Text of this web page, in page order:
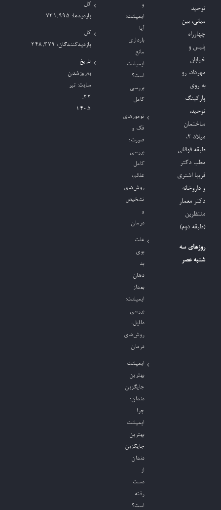
توحید
میانی، بین
چهارراه
پلیس و
خیابان
مهرداد، رو
به روی
پارکینگ
توحید،
ساختمان
میلاد ٢،
طبقه فوقانی
مطب دکتر
فریبا اشتری
و داروخانه
دکتر معمار
منتظرین
(طبقه دوم)
روزهای سه
شنبه عصر
و
ایمپلنت؛
آیا
بارداری
مانع
ایمپلنت
است؟
بررسی
کامل
تومورهای
فک و
صورت؛
بررسی
کامل
علائم،
روش‌های
تشخیص
و
درمان
علت
بوی
بد
دهان
بعداز
ایمپلنت؛
بررسی
دلایل،
روش‌های
درمان
ایمپلنت
بهترین
جایگزین
دندان؛
چرا
ایمپلنت
بهترین
جایگزین
دندان
از
دست
رفته
است؟
کل
بازدیدها: 731,995
کل
بازدیدکنند‌گان: 248,379
تاریخ
به‌روزشدن
سایت: تیر
۲۲,
۱۴۰۵